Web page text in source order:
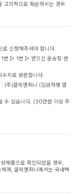
고의적으로 훼손하시는 경우
신청해주셔야 합니다.
번 ▷ 1번 ▷ 받으신 운송장 번
지로 방문합니다.
주)클릭앤퍼니 (입금자명 옆
수 있습니다. (30만원 이상 주
제품으로 확인되었을 경우,
며, 클릭앤퍼니에서는 국내택